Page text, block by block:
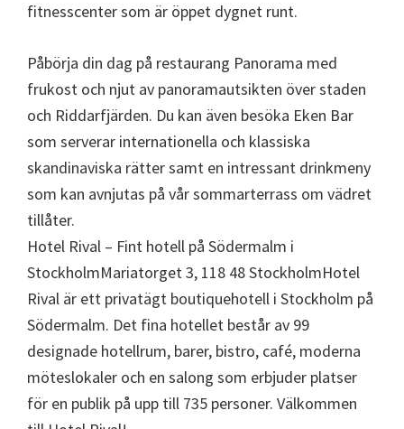
fitnesscenter som är öppet dygnet runt.
Påbörja din dag på restaurang Panorama med
frukost och njut av panoramautsikten över staden
och Riddarfjärden. Du kan även besöka Eken Bar
som serverar internationella och klassiska
skandinaviska rätter samt en intressant drinkmeny
som kan avnjutas på vår sommarterrass om vädret
tillåter.
Hotel Rival – Fint hotell på Södermalm i
StockholmMariatorget 3, 118 48 StockholmHotel
Rival är ett privatägt boutiquehotell i Stockholm på
Södermalm. Det fina hotellet består av 99
designade hotellrum, barer, bistro, café, moderna
möteslokaler och en salong som erbjuder platser
för en publik på upp till 735 personer. Välkommen